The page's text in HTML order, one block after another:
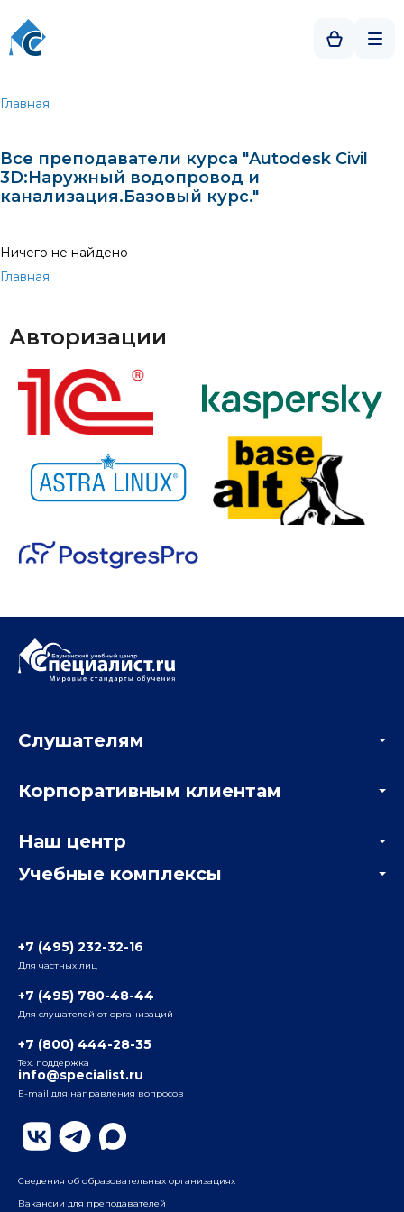
Главная
Все преподаватели курса "Autodesk Civil
3D:Наружный водопровод и
канализация.Базовый курс."
Ничего не найдено
Главная
Авторизации
Учебные комплексы
Радио
ул. Радио, д.24, корпус 1, 2-й подъезд, 2-й этаж
ул. Воронцовская, д. 35Б, корп.2, 5-й этаж
Бауманский
ул. Бауманская, д. 6, стр. 2, бизнес-центр «Виктория
Плаза», 4-й этаж
Слушателям
Мастер-классы и вебинары
Корпоративным клиентам
Отзывы компаний
Наш центр
Информация о центре
+7 (495) 232-32-16
Для частных лиц
+7 (495) 780-48-44
Для слушателей от организаций
+7 (800) 444-28-35
Тех. поддержка
info@specialist.ru
E-mail для направления вопросов
Сведения об образовательных организациях
Вакансии для преподавателей